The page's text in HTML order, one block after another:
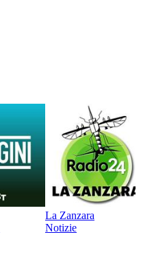
La Zanzara
Notizie